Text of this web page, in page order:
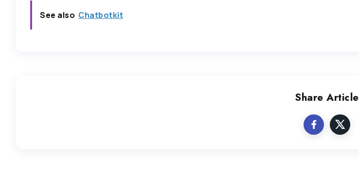
See also Chatbotkit
Share Article